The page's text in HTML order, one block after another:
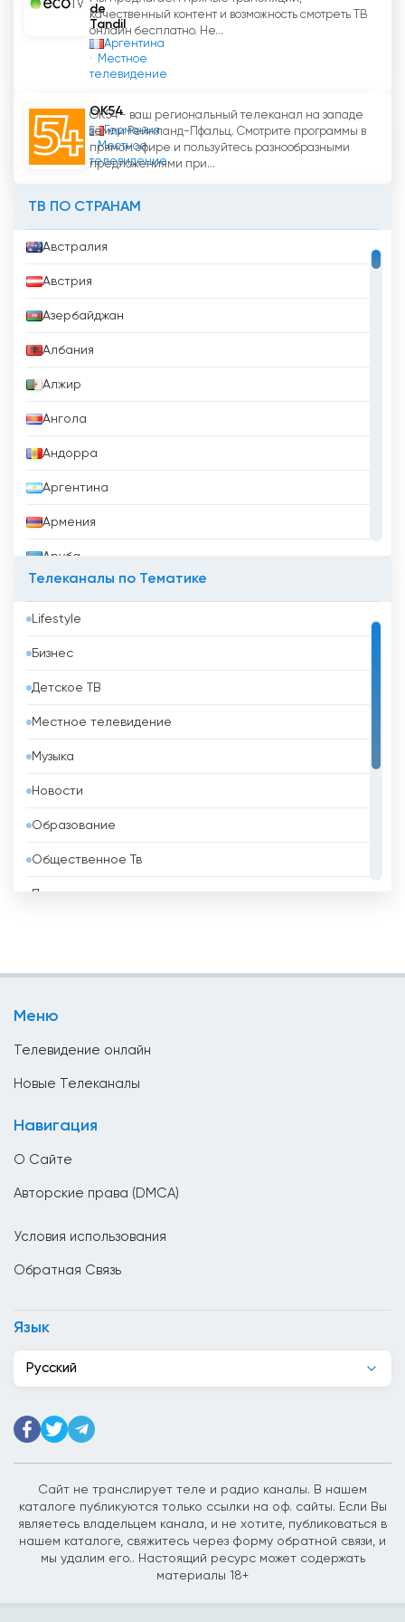
de
Tandil
Аргентина
Местное
телевидение
качественный контент и возможность смотреть ТВ
онлайн бесплатно. Не...
OK54
Германия
Местное
телевидение
OK54 - ваш региональный телеканал на западе
земли Рейнланд-Пфальц. Смотрите программы в
прямом эфире и пользуйтесь разнообразными
предложениями при...
ТВ ПО СТРАНАМ
Австралия
Австрия
Азербайджан
Албания
Алжир
Ангола
Андорра
Аргентина
Армения
Аруба
Бангладеш
Барбадос
Бахрейн
Беларусь
Белиз
Бельгия
Бенин
Болгария
Гаити
Гана
Гонк Конг
Грузия
Дания
Джибути
Телеканалы по Тематике
Lifestyle
Бизнес
Детское ТВ
Местное телевидение
Музыка
Новости
Образование
Общественное Тв
Политические
Меню
Телевидение онлайн
Новые Телеканалы
Навигация
О Сайте
Авторские права (DMCA)
Условия использования
Обратная Связь
Язык
Русский
Сайт не транслирует теле и радио каналы. В нашем
каталоге публикуются только ссылки на оф. сайты. Если Вы
являетесь владельцем канала, и не хотите, публиковаться в
нашем каталоге, свяжитесь через форму обратной связи, и
мы удалим его.. Настоящий ресурс может содержать
материалы 18+